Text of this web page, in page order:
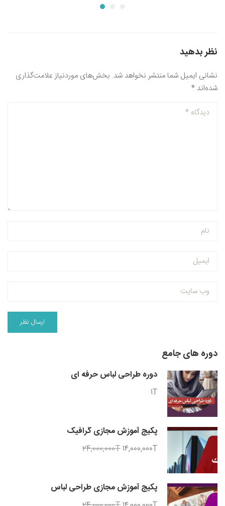
نظر بدهید
نشانی ایمیل شما منتشر نخواهد شد. بخش‌های موردنیاز علامت‌گذاری
شده‌اند *
دوره های جامع
دوره طراحی لباس حرفه ای
1T
پکیج آموزش مجازی گرافیک
24,000,000T14,000,000T
پکیج آموزش مجازی طراحی لباس